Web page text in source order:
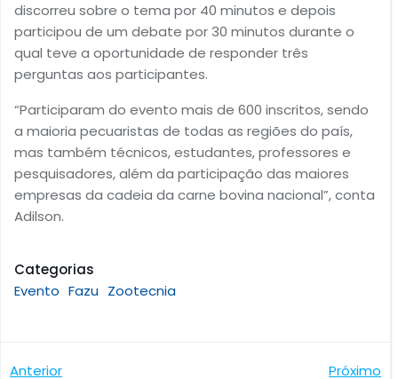
discorreu sobre o tema por 40 minutos e depois
participou de um debate por 30 minutos durante o
qual teve a oportunidade de responder três
perguntas aos participantes.
“Participaram do evento mais de 600 inscritos, sendo
a maioria pecuaristas de todas as regiões do país,
mas também técnicos, estudantes, professores e
pesquisadores, além da participação das maiores
empresas da cadeia da carne bovina nacional”, conta
Adilson.
Categorias
Evento Fazu Zootecnia
Anterior Próximo